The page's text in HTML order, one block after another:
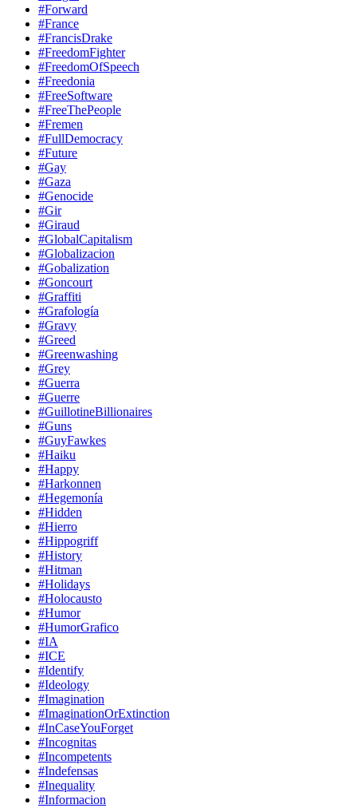
#Forward
#France
#FrancisDrake
#FreedomFighter
#FreedomOfSpeech
#Freedonia
#FreeSoftware
#FreeThePeople
#Fremen
#FullDemocracy
#Future
#Gay
#Gaza
#Genocide
#Gir
#Giraud
#GlobalCapitalism
#Globalizacion
#Gobalization
#Goncourt
#Graffiti
#Grafología
#Gravy
#Greed
#Greenwashing
#Grey
#Guerra
#Guerre
#GuillotineBillionaires
#Guns
#GuyFawkes
#Haiku
#Happy
#Harkonnen
#Hegemonía
#Hidden
#Hierro
#Hippogriff
#History
#Hitman
#Holidays
#Holocausto
#Humor
#HumorGrafico
#IA
#ICE
#Identify
#Ideology
#Imagination
#ImaginationOrExtinction
#InCaseYouForget
#Incognitas
#Incompetents
#Indefensas
#Inequality
#Informacion